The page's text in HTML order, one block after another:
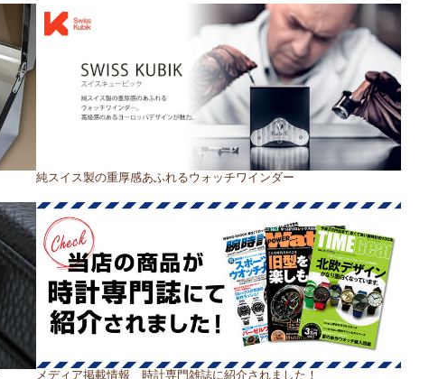
純スイス製の重厚感あふれるウォッチワインダー
メディア掲載情報 時計専門雑誌に紹介されました！